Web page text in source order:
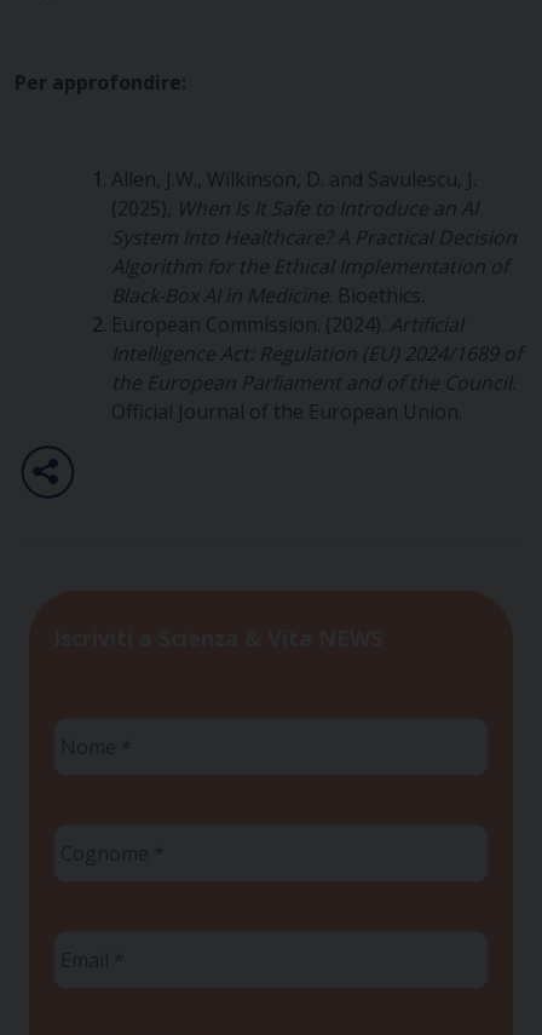
Per approfondire:
Allen, J.W., Wilkinson, D. and Savulescu, J.
(2025), When Is It Safe to Introduce an AI
System Into Healthcare? A Practical Decision
Algorithm for the Ethical Implementation of
Black-Box AI in Medicine. Bioethics.
European Commission. (2024). Artificial
Intelligence Act: Regulation (EU) 2024/1689 of
the European Parliament and of the Council.
Official Journal of the European Union.